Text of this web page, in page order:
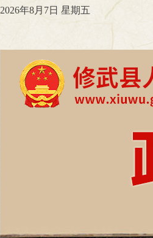
2026年8月7日 星期五